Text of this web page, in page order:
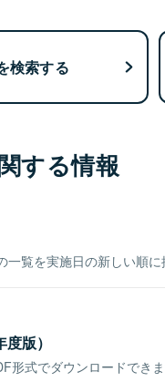
検索する
する情報
覧を実施日の新しい順に
版）
形式でダウンロードできま